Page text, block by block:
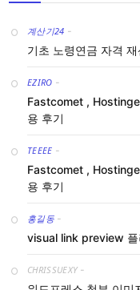
계산기24 -
기초 노령연금 자격
EZIRO -
Fastcomet ,
용 후기
TEEEE -
Fastcomet ,
용 후기
홍길동 -
visual link preview 플
CHRISSUEXY -